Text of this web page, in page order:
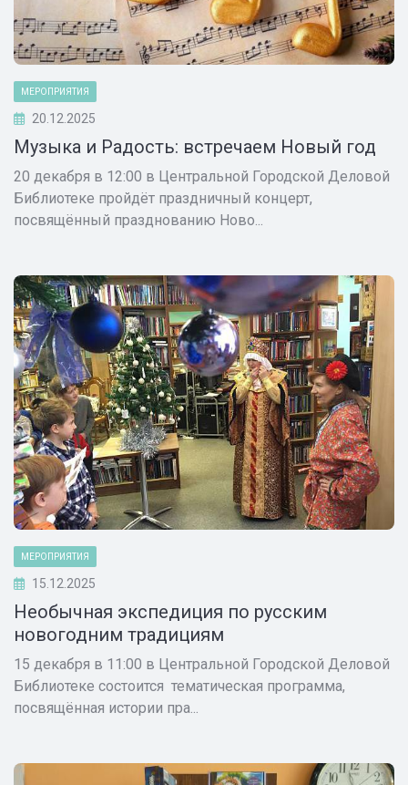
МЕРОПРИЯТИЯ
20.12.2025
Музыка и Радость: встречаем Новый год
20 декабря в 12:00 в Центральной Городской Деловой
Библиотеке пройдёт праздничный концерт,
посвящённый празднованию Ново...
МЕРОПРИЯТИЯ
15.12.2025
Необычная экспедиция по русским
новогодним традициям
15 декабря в 11:00 в Центральной Городской Деловой
Библиотеке состоится тематическая программа,
посвящённая истории пра...